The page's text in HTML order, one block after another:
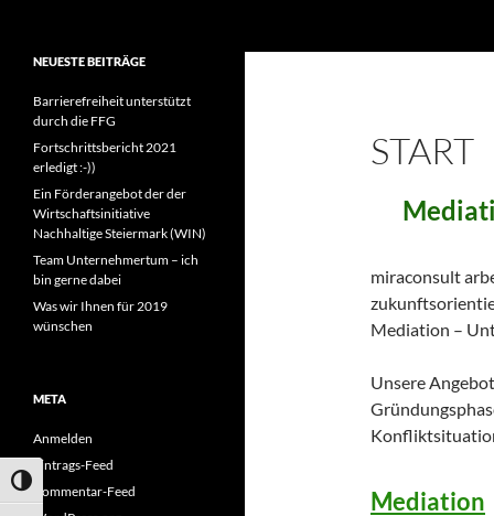
UMSCHALTEN AUF HOHE KONTRASTE
START
miraconsult
Mediation –
Unsere
Mediation
mehr interaktive, respektvolle
NEUESTE BEITRÄGE
Barrierefreiheit unterstützt
durch die FFG
Fortschrittsbericht 2021
erledigt :-))
Ein Förderangebot der der
Wirtschaftsinitiative
Nachhaltige Steiermark (WIN)
Team Unternehmertum – ich
bin gerne dabei
Was wir Ihnen für 2019
wünschen
META
Anmelden
Eintrags-Feed
Kommentar-Feed